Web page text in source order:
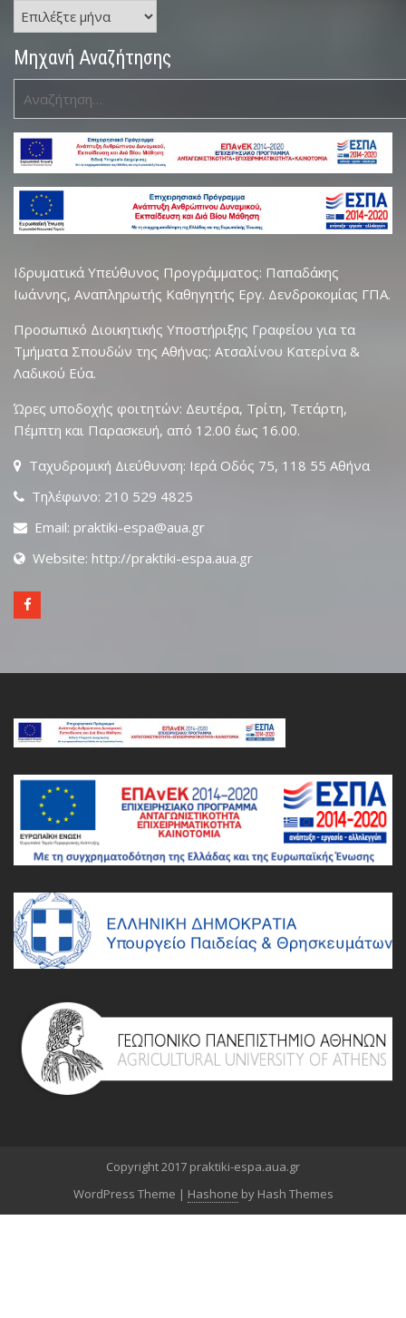
Αρχείο
αναρτήσεων
Μηχανή Αναζήτησης
Ιδρυματικά Υπεύθυνος Προγράμματος: Παπαδάκης
Ιωάννης, Αναπληρωτής Καθηγητής Εργ. Δενδροκομίας ΓΠΑ.
Προσωπικό Διοικητικής Υποστήριξης Γραφείου για τα
Τμήματα Σπουδών της Αθήνας: Ατσαλίνου Κατερίνα &
Λαδικού Εύα.
Ώρες υποδοχής φοιτητών: Δευτέρα, Τρίτη, Τετάρτη,
Πέμπτη και Παρασκευή, από 12.00 έως 16.00.
Ταχυδρομική Διεύθυνση: Ιερά Οδός 75, 118 55 Αθήνα
Τηλέφωνο: 210 529 4825
Email: praktiki-espa@aua.gr
Website: http://praktiki-espa.aua.gr
Copyright 2017 praktiki-espa.aua.gr
WordPress Theme | Hashone by Hash Themes